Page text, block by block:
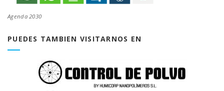
Agenda 2030
PUEDES TAMBIEN VISITARNOS EN